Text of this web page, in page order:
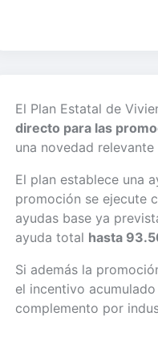
El Plan Estatal de
directo para las
una novedad
El plan establece una
promoción se ejecute
ayudas base ya
ayuda total hasta
Si además la
el incentivo
complemento por